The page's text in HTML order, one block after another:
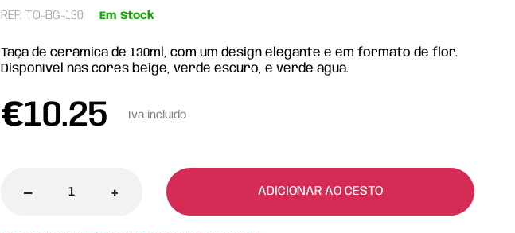
REF: TO-BG-130 Em Stock
Taça de cerâmica de 130ml, com um design elegante e em formato de flor.
Disponível nas cores beige, verde escuro, e verde água.
€10.25 Iva incluído
- + ADICIONAR AO CESTO